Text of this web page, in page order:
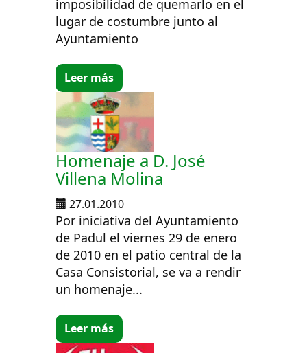
imposibilidad de quemarlo en el
lugar de costumbre junto al
Ayuntamiento
Leer más
Homenaje a D. José
Villena Molina
27.01.2010
Por iniciativa del Ayuntamiento
de Padul el viernes 29 de enero
de 2010 en el patio central de la
Casa Consistorial, se va a rendir
un homenaje...
Leer más